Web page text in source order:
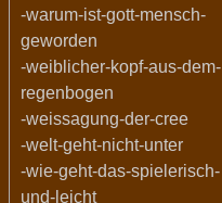
-warum-ist-gott-mensch-
geworden
-weiblicher-kopf-aus-dem-
regenbogen
-weissagung-der-cree
-welt-geht-nicht-unter
-wie-geht-das-spielerisch-
und-leicht